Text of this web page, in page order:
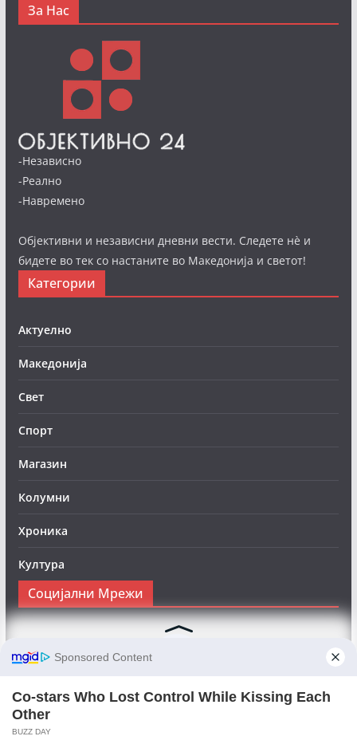
За Нас
-Независно
-Реално
-Навремено
Објективни и независни дневни вести. Следете нè и
бидете во тек со настаните во Македонија и светот!
Категории
Актуелно
Македонија
Свет
Спорт
Магазин
Колумни
Хроника
Култура
Социјални Мрежи
Следете нè на Фејсбук за да сте во тек со најновите